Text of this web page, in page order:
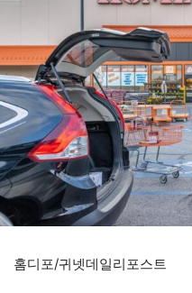
홈디포/귀넷데일리포스트